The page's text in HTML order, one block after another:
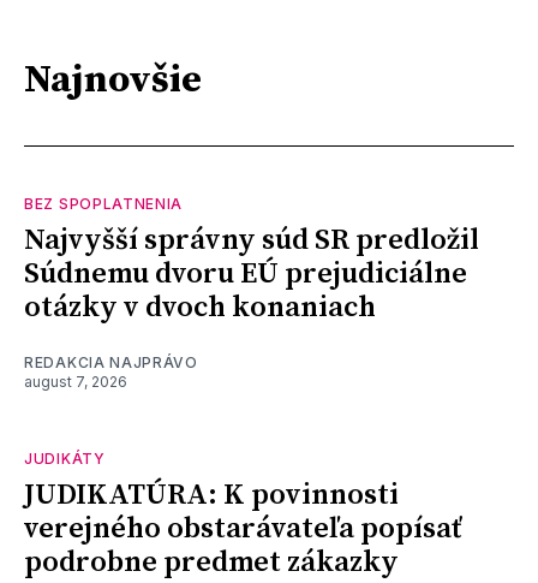
Najnovšie
BEZ SPOPLATNENIA
Najvyšší správny súd SR predložil
Súdnemu dvoru EÚ prejudiciálne
otázky v dvoch konaniach
REDAKCIA NAJPRÁVO
august 7, 2026
JUDIKÁTY
JUDIKATÚRA: K povinnosti
verejného obstarávateľa popísať
podrobne predmet zákazky